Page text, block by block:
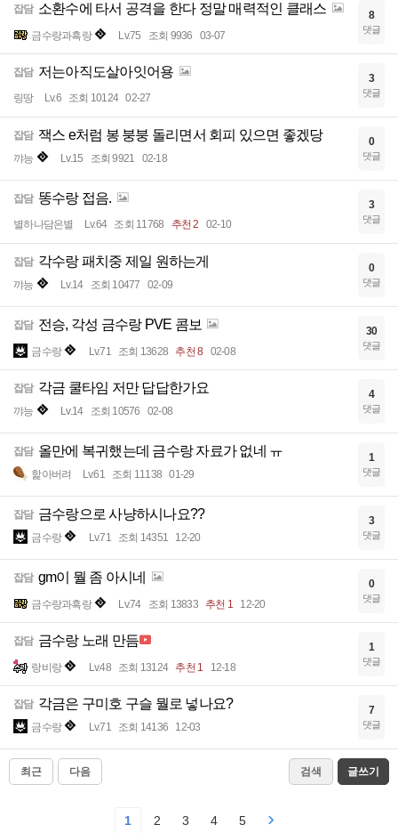
잡담 소환수에 타서 공격을 한다 정말 매력적인 클래스
금수랑과흑랑 Lv.75 조회 9936 03-07
8
댓글
잡담 저는아직도살아잇어용
링땅 Lv.6 조회 10124 02-27
3
댓글
잡담 잭스 e처럼 봉 붕붕 돌리면서 회피 있으면 좋겠당
꺄능 Lv.15 조회 9921 02-18
0
댓글
잡담 똥수랑 접음.
별하나담은별 Lv.64 조회 11768 추천 2 02-10
3
댓글
잡담 각수랑 패치중 제일 원하는게
꺄능 Lv.14 조회 10477 02-09
0
댓글
잡담 전승, 각성 금수랑 PVE 콤보
금수랑 Lv.71 조회 13628 추천 8 02-08
30
댓글
잡담 각금 쿨타임 저만 답답한가요
꺄능 Lv.14 조회 10576 02-08
4
댓글
잡담 올만에 복귀했는데 금수랑 자료가 없네 ㅠ
핥아버려 Lv.61 조회 11138 01-29
1
댓글
잡담 금수랑으로 사냥하시나요??
금수랑 Lv.71 조회 14351 12-20
3
댓글
잡담 gm이 뭘 좀 아시네
금수랑과흑랑 Lv.74 조회 13833 추천 1 12-20
0
댓글
잡담 금수랑 노래 만듬
랑비랑 Lv.48 조회 13124 추천 1 12-18
1
댓글
잡담 각금은 구미호 구슬 뭘로 넣나요?
금수랑 Lv.71 조회 14136 12-03
7
댓글
최근 다음 검색 글쓰기
1 2 3 4 5